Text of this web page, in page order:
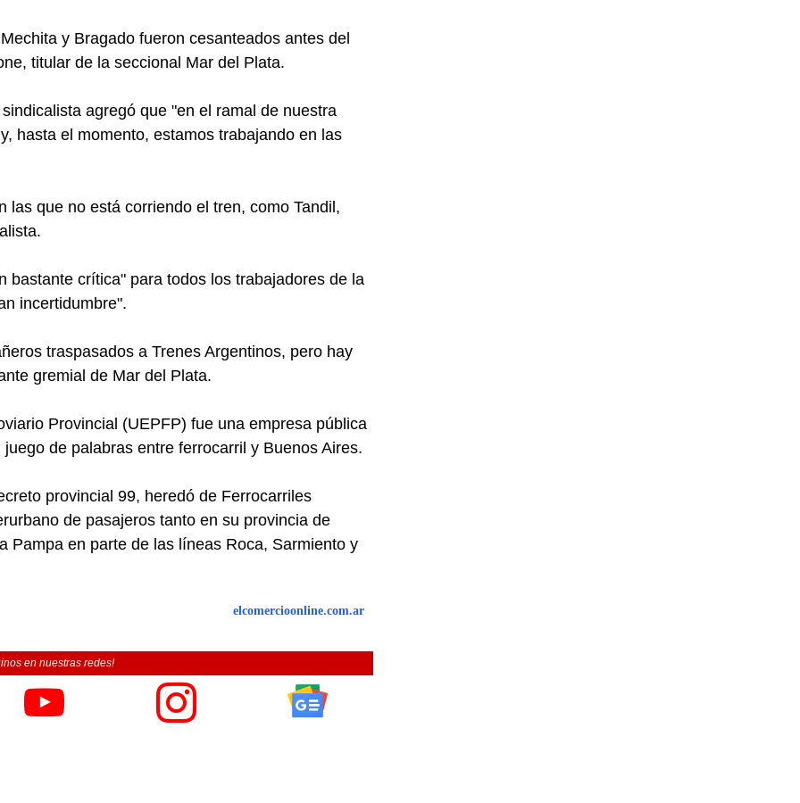
y Bragado fueron cesanteados antes del
titular de la seccional Mar del Plata.
agregó que "en el ramal de nuestra
hasta el momento, estamos trabajando en las
las que no está corriendo el tren, como Tandil,
bastante crítica" para todos los trabajadores de la
incertidumbre".
traspasados a Trenes Argentinos, pero hay
gremial de Mar del Plata.
Provincial (UEPFP) fue una empresa pública
de palabras entre ferrocarril y Buenos Aires.
provincial 99, heredó de Ferrocarriles
de pasajeros tanto en su provincia de
Pampa en parte de las líneas Roca, Sarmiento y
elcomercioonline.com.ar
en nuestras redes!